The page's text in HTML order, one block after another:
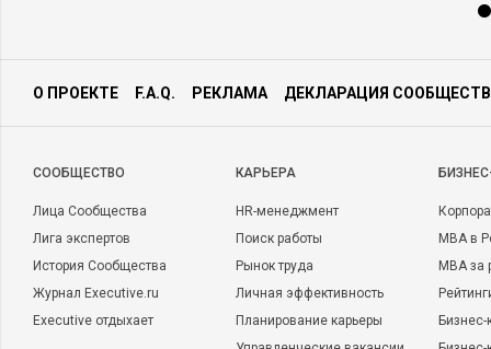
О ПРОЕКТЕ F.A.Q. РЕКЛАМА ДЕКЛАРАЦИЯ
CООБЩЕСТВО
Лица Сообщества
Лига экспертов
История Сообщества
Журнал Executive.ru
Executive отдыхает
КАРЬЕРА
HR-менеджмент
Поиск работы
Рынок труда
Личная эффективность
Планирование карьеры
MBA в
MBA
Бизнес-